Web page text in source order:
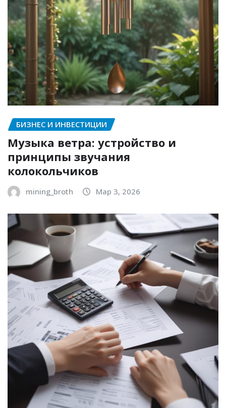
БИЗНЕС И ИНВЕСТИЦИИ
Музыка ветра: устройство и
принципы звучания
колокольчиков
mining_broth Мар 3, 2026